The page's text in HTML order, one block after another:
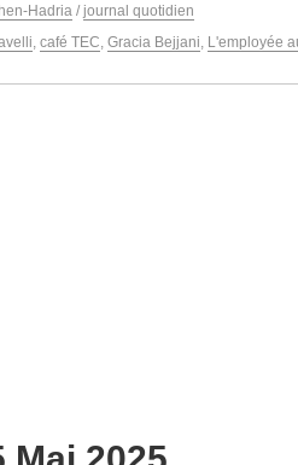
Hadria / journal quotidien
café TEC Gracia Bejjani L'employée